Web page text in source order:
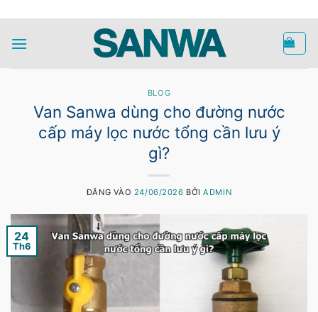
nội
BLOG
Van Sanwa dùng cho đường nước
cấp máy lọc nước tổng cần lưu ý
gì?
ĐĂNG VÀO 24/06/2026 BỞIADMIN
24
Th6